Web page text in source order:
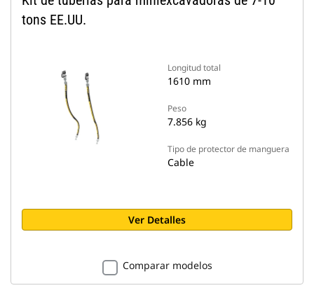
tons EE.UU.
Longitud total
1610 mm
Peso
7.856 kg
Tipo de protector de manguera
Cable
Ver Detalles
Comparar modelos